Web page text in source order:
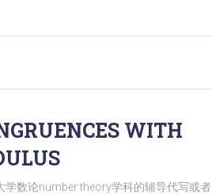
WITH
学数论number theory学科的辅导代写或者